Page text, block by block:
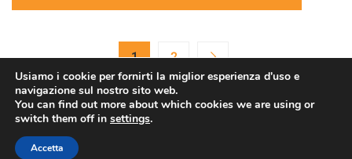
1 2
Copyright © Agenzia Spaziale Europea. Tutti i diritti riservati.
Usiamo i cookie per fornirti la miglior esperienza d'uso e
navigazione sul nostro sito web.
You can find out more about which cookies we are using or
switch them off in settings.
Accetta